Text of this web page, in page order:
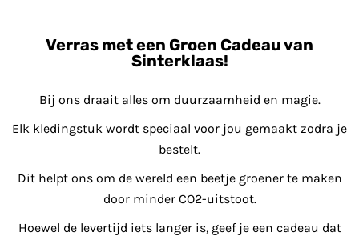
Verras met een Groen Cadeau van
Sinterklaas!
Bij ons draait alles om duurzaamheid en magie.
Elk kledingstuk wordt speciaal voor jou gemaakt zodra je
bestelt.
Dit helpt ons om de wereld een beetje groener te maken
door minder CO2-uitstoot.
Hoewel de levertijd iets langer is, geef je een cadeau dat